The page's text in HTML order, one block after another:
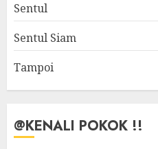
Sentul
Sentul Siam
Tampoi
@KENALI POKOK !!